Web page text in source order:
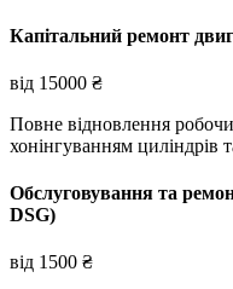
Капітальний ремонт
від 15000 ₴
Повне відновлення
хонінгуванням циліндрів
Обслуговування та
DSG)
від 1500 ₴